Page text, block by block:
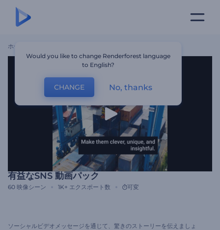
ホーム
有益なSNS 動画パック
60 映像シーン 1K+ エクスポート数 可変
ソーシャルビデオメッセージを通じて、驚きのストーリーを伝えましょ
Would you like to change Renderforest language
to English?
CHANGE No, thanks